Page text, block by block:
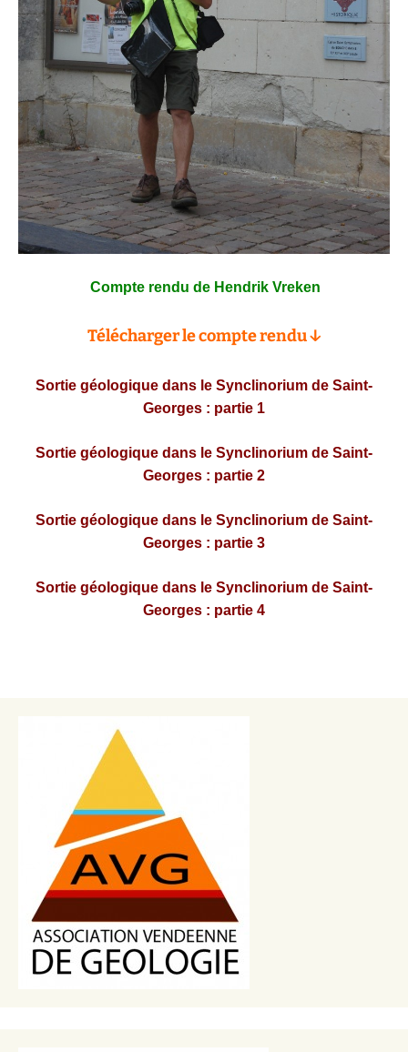
Compte rendu de Hendrik Vreken
Télécharger le compte rendu ↓
Sortie géologique dans le Synclinorium de Saint-
Georges : partie 1
Sortie géologique dans le Synclinorium de Saint-
Georges : partie 2
Sortie géologique dans le Synclinorium de Saint-
Georges : partie 3
Sortie géologique dans le Synclinorium de Saint-
Georges : partie 4